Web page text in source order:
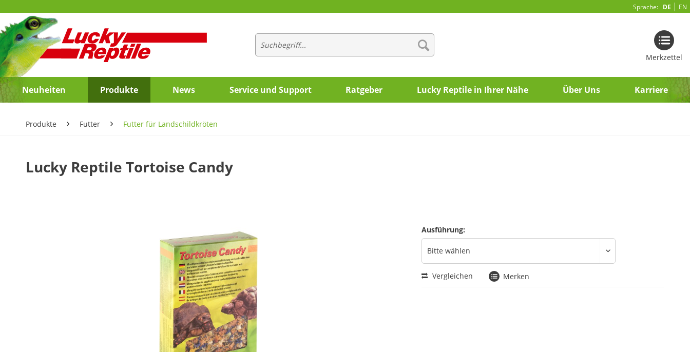
Sprache: DE EN
Merkzettel
Neuheiten Produkte News Service und Support Ratgeber Lucky Reptile in Ihrer Nähe Über Uns Karriere
Produkte Futter Futter für Landschildkröten
Lucky Reptile Tortoise Candy
Ausführung:
Vergleichen Merken